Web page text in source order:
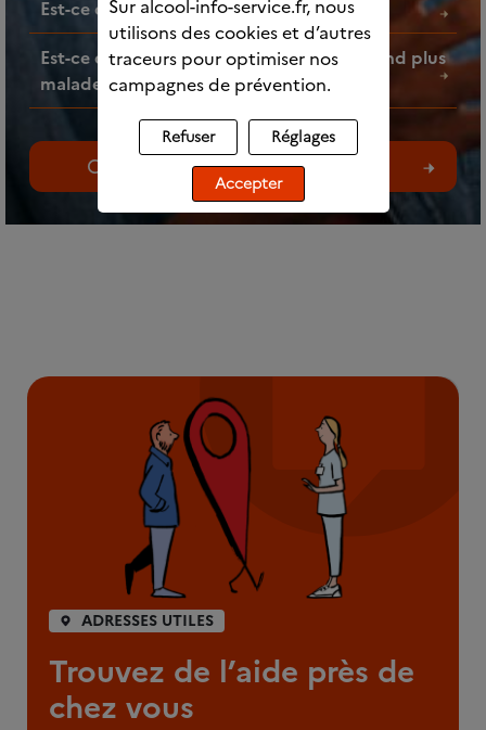
Est-ce que l’alcool fait grossir ?
Est-ce que faire des mélanges d’alcools rend plus
malade ?
Consultez toutes les questions
ADRESSES UTILES
Trouvez de l’aide près de
chez vous
Sur alcool-info-service.fr, nous
utilisons des cookies et d’autres
traceurs pour optimiser nos
campagnes de prévention.
Refuser Réglages
Accepter